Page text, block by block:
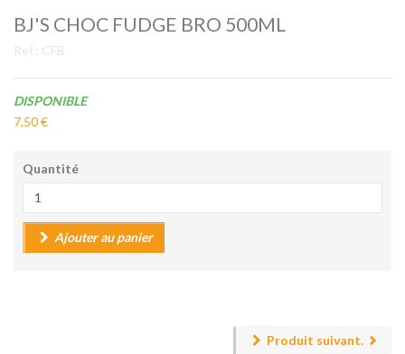
BJ'S CHOC FUDGE BRO 500ML
Ref.: CFB
Disponibilité:
DISPONIBLE
7,50 €
Quantité
Ajouter au panier
Produit suivant.